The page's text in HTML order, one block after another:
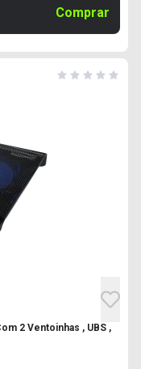
Comprar
2 Ventoinhas , UBS ,